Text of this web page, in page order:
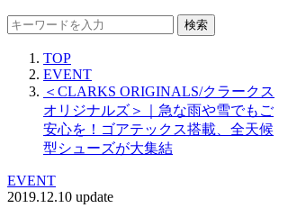
検索
TOP
EVENT
＜CLARKS ORIGINALS/クラークス
オリジナルズ＞｜急な雨や雪でもご
安心を！ゴアテックス搭載、全天候
型シューズが大集結
EVENT
2019.12.10 update